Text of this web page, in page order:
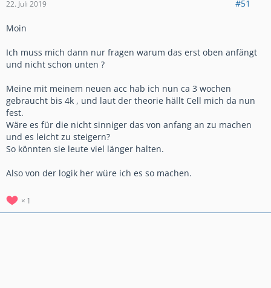
22. Juli 2019 #51
Moin
Ich muss mich dann nur fragen warum das erst oben anfängt
und nicht schon unten ?
Meine mit meinem neuen acc hab ich nun ca 3 wochen
gebraucht bis 4k , und laut der theorie hällt Cell mich da nun
fest.
Wäre es für die nicht sinniger das von anfang an zu machen
und es leicht zu steigern?
So könnten sie leute viel länger halten.
Also von der logik her würe ich es so machen.
1